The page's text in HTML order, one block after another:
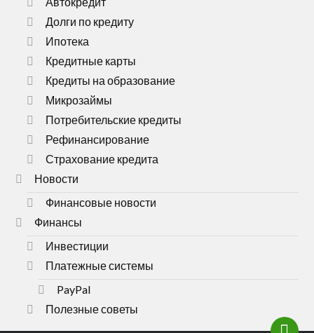
Долги по кредиту
Ипотека
Кредитные карты
Кредиты на образование
Микрозаймы
Потребительские кредиты
Рефинансирование
Страхование кредита
Новости
Финансовые новости
Финансы
Инвестиции
Платежные системы
PayPal
Полезные советы